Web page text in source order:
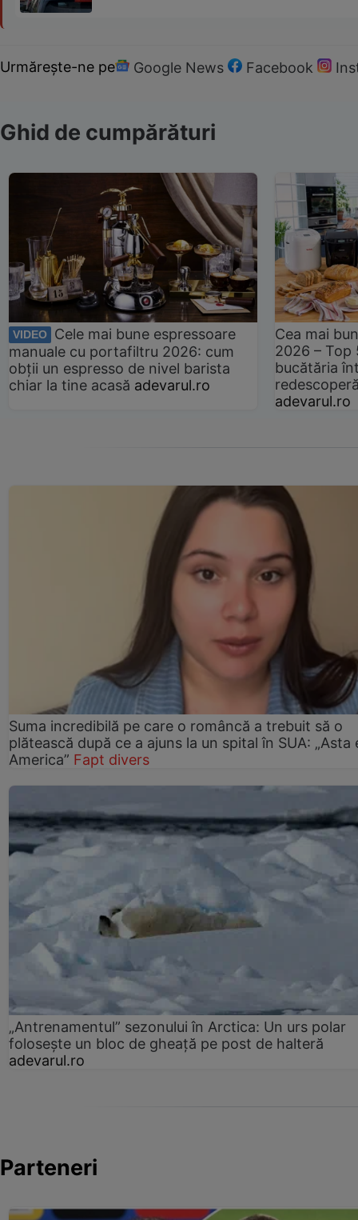
Urmărește-ne pe Google News Facebook
Ghid de cumpărături
VIDEO
Cele mai bune espressoare
manuale cu portafiltru 2026: cum
obții un espresso de nivel barista
chiar la tine acasă adevarul.ro
Cea mai
2026 –
bucătăria
adevarul.ro
Suma incredibilă pe care o româncă a trebuit să o
plătească după ce a ajuns la un spital în SUA: „Asta
America” Fapt divers
„Antrenamentul” sezonului în Arctica: Un urs polar
folosește un bloc de gheață pe post de halteră
adevarul.ro
Parteneri